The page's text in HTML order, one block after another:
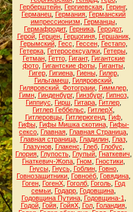
Герберштейн Гергиевская Геринг,
Германец Германия Германский
импрессионизм
Германцы,
Гермафродит, Герника Геродот,
Герой, Герцен, Герцогиня, Гершаник,
Герымский, Гесс Гессен, Гестапо,
Гетерка Гетеросексуалки Гетеры
Гетман, Гетто, Гигант, Гигантские
фото, Гигантские фоты, Гиганты,
Гигер, Гигиена, Гиены, Гилер,
Гильгамеш
Гиляровский,
Гиляровский. Фотограии, Гиммлер,
Гимн, Гинденбург, Гинзбург, Гипноз,
Гиппиус
Гирш Гитара Гитлер
Гитлер Геббельс
ГитлерХ
Гитлеровцы, Гитлерюгенд, Гиф,
Гифы, Гифы Мишка скотина, Гифы-
сексо Главная Главная Страница
Главная страница, Гладилин, Глаз,
Глазунов, Глакенс Глеб, Глобус
Глория Глупость Глупый Гнаткевич
Гнаткевич-Жопа Гном Гностики
Гнусы, Гнусь, Гоблин, Говно,
Говнозащитники Говноёб Говядина
Гоген ГогенХ Гоголб Гоголь Год
семьи Годарр Годовщина
Годовщина Путина, Годовщина-1
Годой, Гойя, ГойяХ, Гол, Голандия,